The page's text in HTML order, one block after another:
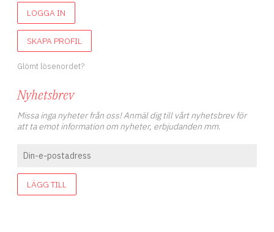
LOGGA IN
SKAPA PROFIL
Glömt lösenordet?
Nyhetsbrev
Missa inga nyheter från oss! Anmäl dig till vårt nyhetsbrev för
att ta emot information om nyheter, erbjudanden mm.
LÄGG TILL